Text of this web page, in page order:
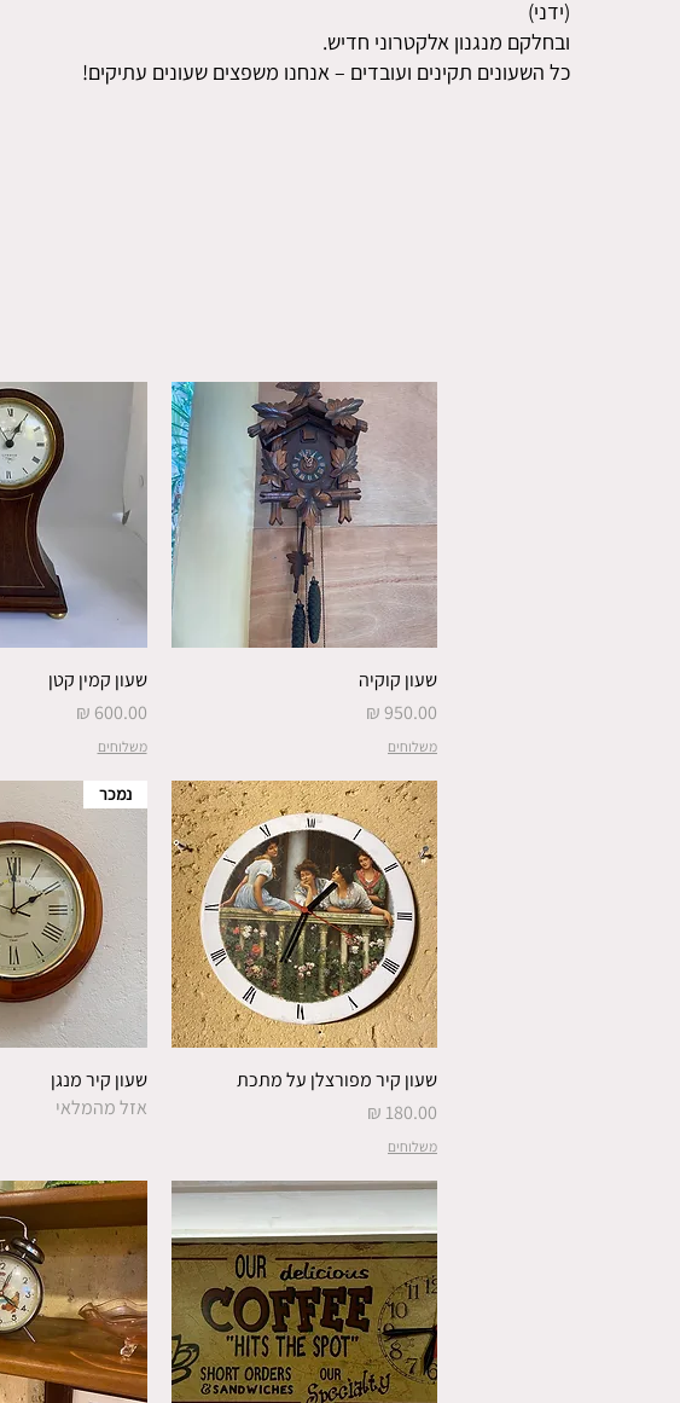
(ידני)
ובחלקם מנגנון אלקטרוני חדיש.
כל השעונים תקינים ועובדים – אנחנו משפצים שעונים עתיקים!
שעון קוקיה
מחיר
משלוחים
שעון קמין קטן
מחיר
משלוחים
שעון קיר מפורצלן על מתכת
מחיר
משלוחים
נמכר
שעון קיר מנגן
אזל מהמלאי